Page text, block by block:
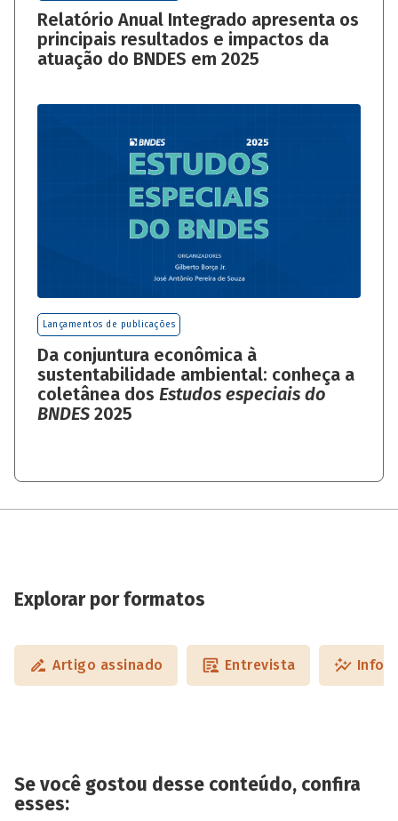
Relatório Anual Integrado apresenta os
principais resultados e impactos da
atuação do BNDES em 2025
Lançamentos de publicações
Da conjuntura econômica à
sustentabilidade ambiental: conheça a
coletânea dos Estudos especiais do
BNDES 2025
Explorar por formatos
Artigo assinado Entrevista
Se você gostou desse conteúdo, confira
esses: